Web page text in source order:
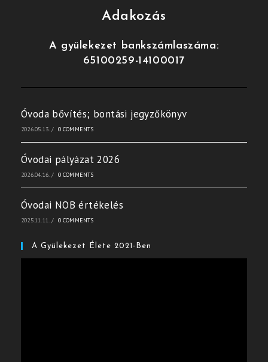
Adakozás
A gyülekezet bankszámlaszáma:
65100259-14100017
Óvoda bővítés; bontási jegyzőkönyv
2026.05.13. / 0 COMMENTS
Óvodai pályázat 2026
2026.04.16. / 0 COMMENTS
Óvodai NOB értékelés
2025.11.11. / 0 COMMENTS
A Gyülekezet Élete 2021-Ben